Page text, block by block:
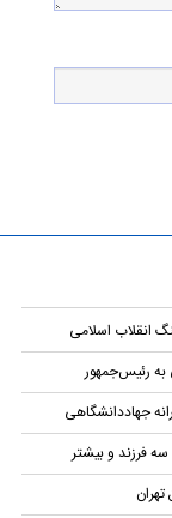
انقلاب اسلامی
رئیس‌جمهور
جهاددانشگاهی